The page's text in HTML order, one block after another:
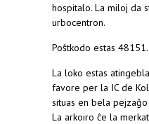
hospitalo. La miloj da
urbocentron.
Poŝtkodo estas 48151.
La loko estas
favore per la IC de
situas en bela
La arkoiro ĉe la